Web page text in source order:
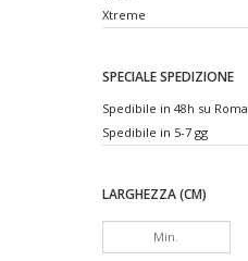
Xtreme
SPECIALE SPEDIZIONE
Spedibile in 48h su Roma
Spedibile in 5-7 gg
LARGHEZZA (CM)